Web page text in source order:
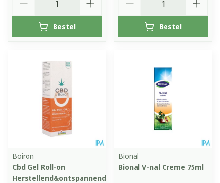
Bestel Bestel
Boiron
Cbd Gel Roll-on
Herstellend&ontspannend
Bional
Bional V-nal Creme 75ml